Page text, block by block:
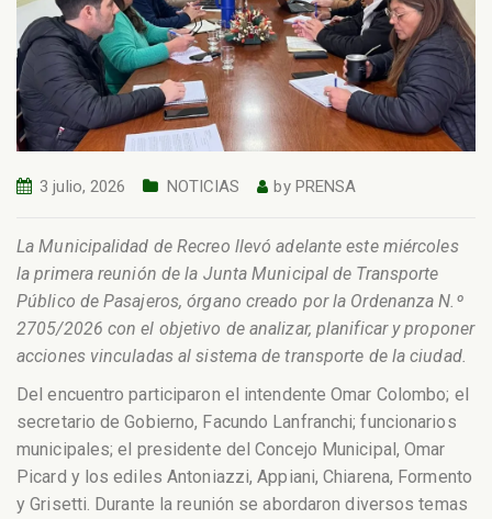
3 julio, 2026 NOTICIAS by PRENSA
La Municipalidad de Recreo llevó adelante este miércoles
la primera reunión de la Junta Municipal de Transporte
Público de Pasajeros, órgano creado por la Ordenanza N.º
2705/2026 con el objetivo de analizar, planificar y proponer
acciones vinculadas al sistema de transporte de la ciudad.
Del encuentro participaron el intendente Omar Colombo; el
secretario de Gobierno, Facundo Lanfranchi; funcionarios
municipales; el presidente del Concejo Municipal, Omar
Picard y los ediles Antoniazzi, Appiani, Chiarena, Formento
y Grisetti. Durante la reunión se abordaron diversos temas